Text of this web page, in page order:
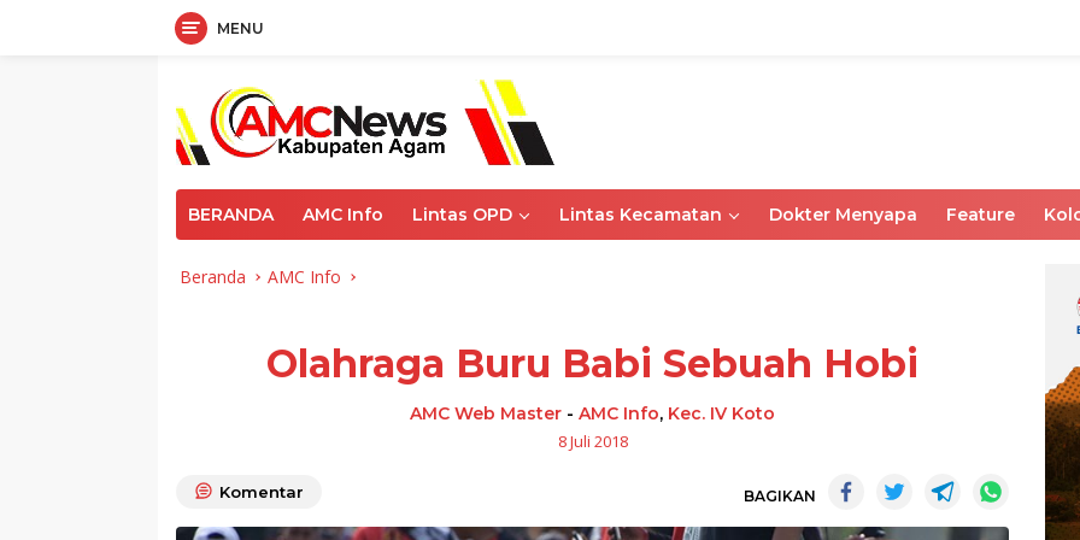
MENU
BERANDA AMC Info Lintas OPD Lintas Kecamatan Dokter Menyapa Feature
Beranda AMC Info
Olahraga Buru Babi Sebuah Hobi
AMC Web Master -AMC Info, Kec. IV Koto
8 Juli 2018
Komentar BAGIKAN